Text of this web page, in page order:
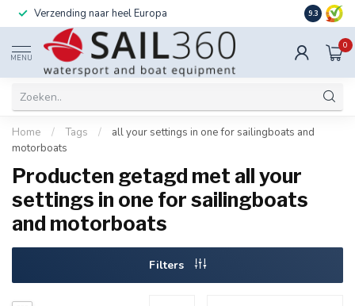
Verzending naar heel Europa Ook
9.3
MENU
0
Home / Tags /
all your settings in one for sailingboats and
motorboats
Producten getagd met all your
settings in one for sailingboats
and motorboats
Filters